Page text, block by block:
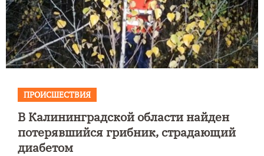
ПРОИСШЕСТВИЯ
В Калининградской области найден
потерявшийся грибник, страдающий
диабетом